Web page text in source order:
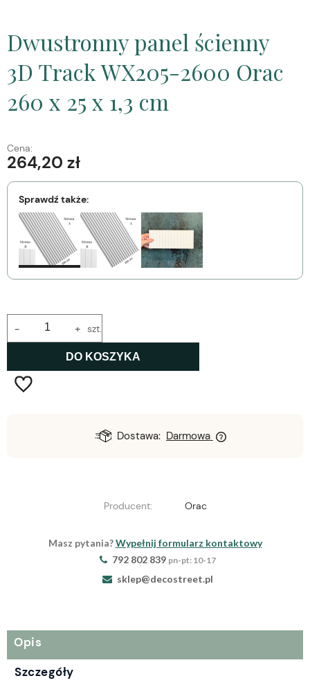
Dwustronny panel ścienny
3D Track WX205-2600 Orac
260 x 25 x 1,3 cm
Cena:
264,20 zł
Sprawdź także:
+
- szt.
DO KOSZYKA
Dostawa: Darmowa
Producent: Orac
Masz pytania?Wypełnij formularz kontaktowy
792 802 839 pn-pt: 10-17
sklep@decostreet.pl
Opis
Szczegóły